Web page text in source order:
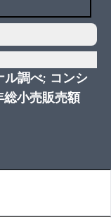
ル調べ; コンシ
小売販売額